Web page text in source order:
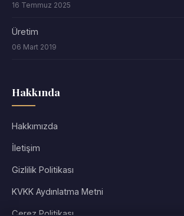
16 Temmuz 2025
Üretim
06 Mart 2019
Hakkında
Hakkımızda
İletişim
Gizlilik Politikası
KVKK Aydınlatma Metni
Çerez Politikası